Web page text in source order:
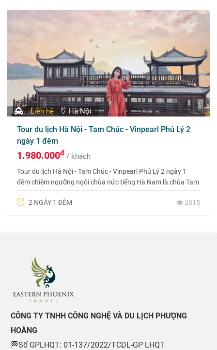
Liên hệ Hà Nội
Tour du lịch Hà Nội - Tam Chúc - Vinpearl Phủ Lý 2
ngày 1 đêm
1.980.000đ / khách
Tour du lịch Hà Nội - Tam Chúc - Vinpearl Phủ Lý 2 ngày 1
đêm chiêm ngưỡng ngôi chùa nức tiếng Hà Nam là chùa Tam
2 NGÀY 1 ĐÊM
2815
CÔNG TY TNHH CÔNG NGHỆ VÀ DU LỊCH PHƯỢNG
HOÀNG
🏁Số GPLHQT: 01-137/2022/TCDL-GP LHQT